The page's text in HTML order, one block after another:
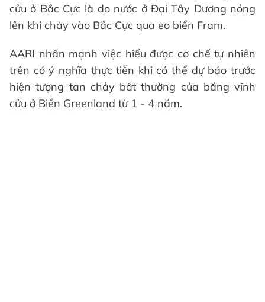
cửu ở Bắc Cực là do nước ở Đại Tây Dương nóng
lên khi chảy vào Bắc Cực qua eo biển Fram.
AARI nhấn mạnh việc hiểu được cơ chế tự nhiên
trên có ý nghĩa thực tiễn khi có thể dự báo trước
hiện tượng tan chảy bất thường của băng vĩnh
cửu ở Biển Greenland từ 1 - 4 năm.